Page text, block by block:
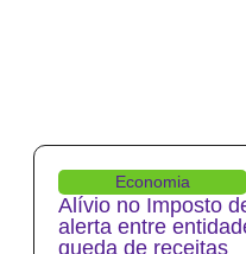
Economia
Alívio no Imposto
alerta entre
queda de receitas